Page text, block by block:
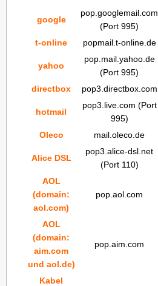
google
pop.googlemail.com
(Port 995)
t-online
popmail.t-online.de
yahoo
pop.mail.yahoo.de
(Port 995)
directbox
pop3.directbox.com
hotmail
pop3.live.com (Port
995)
Oleco mail.oleco.de
Alice DSL
pop3.alice-dsl.net
(Port 110)
AOL
(domain:
aol.com)
pop.aol.com
AOL
(domain:
aim.com
und aol.de)
pop.aim.com
Kabel